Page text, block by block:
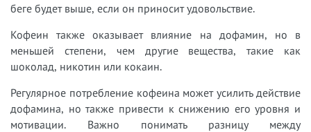
беге будет выше, если он приносит удовольствие.
Кофеин также оказывает влияние на дофамин, но в
меньшей степени, чем другие вещества, такие как
шоколад, никотин или кокаин.
Регулярное потребление кофеина может усилить действие
дофамина, но также привести к снижению его уровня и
мотивации. Важно понимать разницу между